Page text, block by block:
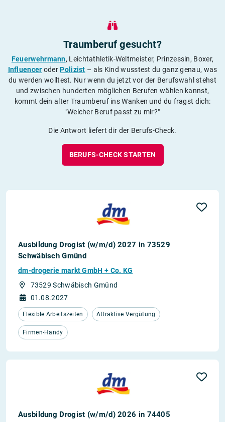
Traumberuf gesucht?
Feuerwehrmann, Leichtathletik-Weltmeister, Prinzessin, Boxer,
Influencer oderPolizist – als Kind wusstest du ganz genau, was
du werden wolltest. Nur wenn du jetzt vor der Berufswahl stehst
und zwischen hunderten möglichen Berufen wählen kannst,
kommt dein alter Traumberuf ins Wanken und du fragst dich:
"Welcher Beruf passt zu mir?"
Die Antwort liefert dir der Berufs-Check.
BERUFS-CHECK STARTEN
Ausbildung Drogist (w/m/d) 2027 in 73529
Schwäbisch Gmünd
dm-drogerie markt GmbH + Co. KG
73529 Schwäbisch Gmünd
01.08.2027
Flexible Arbeitszeiten Attraktive Vergütung
Firmen-Handy
Ausbildung Drogist (w/m/d) 2026 in 74405